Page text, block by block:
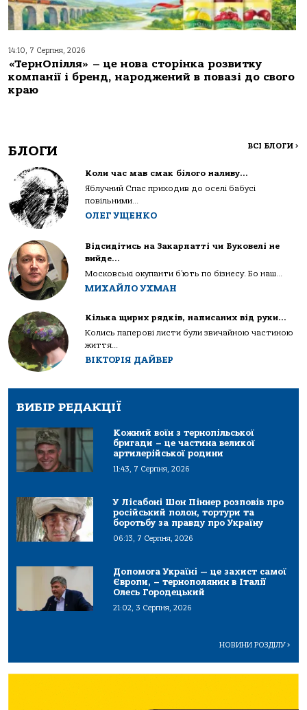
14:10, 7 Серпня, 2026
«ТернОпілля» – це нова сторінка розвитку
компанії і бренд, народжений в повазі до свого
краю
БЛОГИ ВСІ БЛОГИ >
Коли час мав смак білого наливу…
Яблучний Спас приходив до оселі бабусі
повільними...
ОЛЕГ УЩЕНКО
Відсидітись на Закарпатті чи Буковелі не
вийде…
Московські окупанти б’ють по бізнесу. Бо наш...
МИХАЙЛО УХМАН
Кілька щирих рядків, написаних від руки…
Колись паперові листи були звичайною частиною
життя...
ВІКТОРІЯ ДАЙВЕР
ВИБІР РЕДАКЦІЇ
Кожний воїн з тернопільської
бригади – це частина великої
артилерійської родини
11:43, 7 Серпня, 2026
У Лісабоні Шон Піннер розповів про
російський полон, тортури та
боротьбу за правду про Україну
06:13, 7 Серпня, 2026
Допомога Україні — це захист самої
Європи, – тернополянин в Італії
Олесь Городецький
21:02, 3 Серпня, 2026
НОВИНИ РОЗДІЛУ>